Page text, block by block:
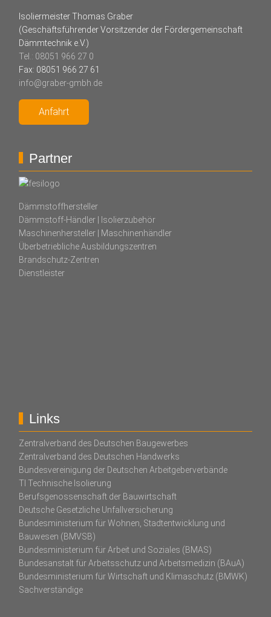
Isoliermeister Thomas Graber
(Geschäftsführender Vorsitzender der Fördergemeinschaft
Dämmtechnik e.V.)
Tel.: 08051 966 27 0
Fax: 08051 966 27 61
info@graber-gmbh.de
Anfahrt
Partner
Dämmstoffhersteller
Dämmstoff-Händler | Isolierzubehör
Maschinenhersteller | Maschinenhändler
Überbetriebliche Ausbildungszentren
Brandschutz-Zentren
Dienstleister
Links
Zentralverband des Deutschen Baugewerbes
Zentralverband des Deutschen Handwerks
Bundesvereinigung der Deutschen Arbeitgeberverbände
TI Technische Isolierung
Berufsgenossenschaft der Bauwirtschaft
Deutsche Gesetzliche Unfallversicherung
Bundesministerium für Wohnen, Stadtentwicklung und
Bauwesen (BMVSB)
Bundesministerium für Arbeit und Soziales (BMAS)
Bundesanstalt für Arbeitsschutz und Arbeitsmedizin (BAuA)
Bundesministerium für Wirtschaft und Klimaschutz (BMWK)
Sachverständige